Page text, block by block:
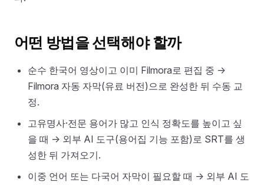
어떤 방법을 선택해야 할까
순수 한국어 영상이고 이미 Filmora로 편집 중 →
Filmora 자동 자막(유료 버전)으로 완성한 뒤 수동 교
정.
고유명사·전문 용어가 많고 인식 정확도를 높이고 싶
을 때 → 외부 AI 도구(용어집 기능 포함)로 SRT를 생
성한 뒤 가져오기.
이중 언어 또는 다국어 자막이 필요할 때 → 외부 AI 도